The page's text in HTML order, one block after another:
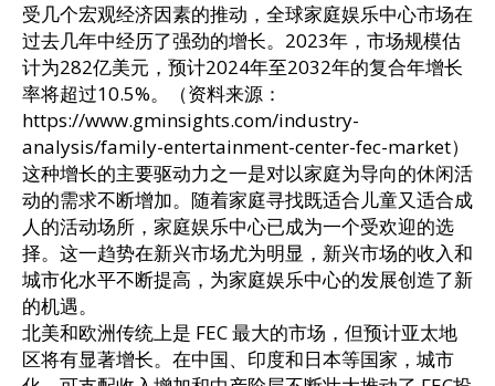
受几个宏观经济因素的推动，全球家庭娱乐中心市场在
过去几年中经历了强劲的增长。2023年，市场规模估
计为282亿美元，预计2024年至2032年的复合年增长
率将超过10.5%。（资料来源：
https://www.gminsights.com/industry-
analysis/family-entertainment-center-fec-market）
这种增长的主要驱动力之一是对以家庭为导向的休闲活
动的需求不断增加。随着家庭寻找既适合儿童又适合成
人的活动场所，家庭娱乐中心已成为一个受欢迎的选
择。这一趋势在新兴市场尤为明显，新兴市场的收入和
城市化水平不断提高，为家庭娱乐中心的发展创造了新
的机遇。
北美和欧洲传统上是 FEC 最大的市场，但预计亚太地
区将有显著增长。在中国、印度和日本等国家，城市